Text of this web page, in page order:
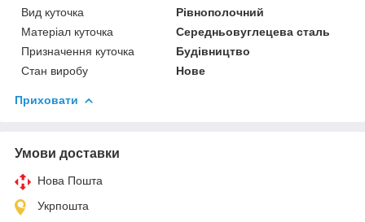
Вид куточка
Рівнополочний
Матеріал куточка
Середньовуглецева сталь
Призначення куточка
Будівництво
Стан виробу
Нове
Приховати
Умови доставки
Нова Пошта
Укрпошта